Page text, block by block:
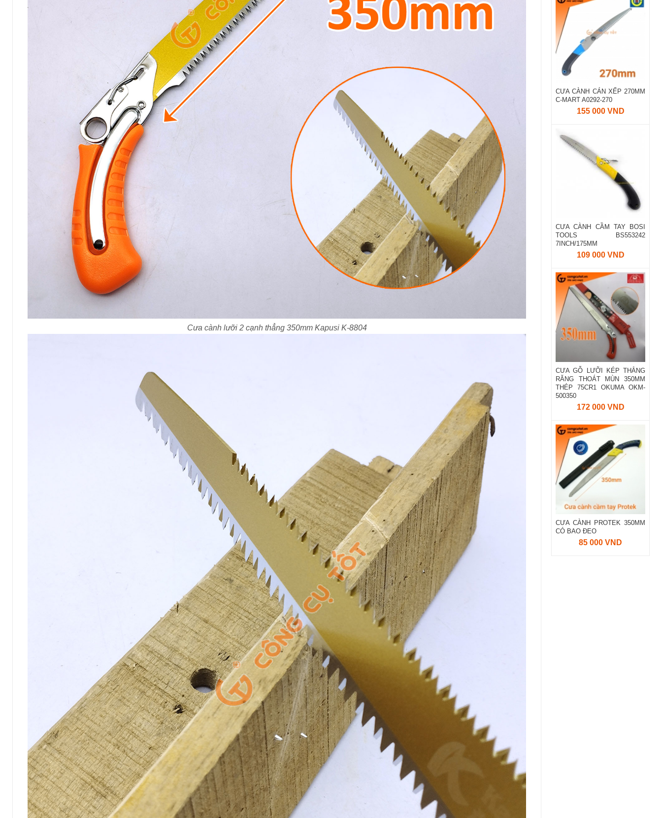
Cưa cành lưỡi 2 cạnh thẳng 350mm Kapusi K-8804
CƯA CÀNH CÁN XẾP 270MM
C-MART A0292-270
155 000 VND
CƯA CÀNH CẦM TAY BOSI
TOOLS BS553242
7INCH/175MM
109 000 VND
CƯA GỖ LƯỠI KÉP THẲNG
RĂNG THOÁT MÙN 350MM
THÉP 75CR1 OKUMA OKM-
500350
172 000 VND
CƯA CÀNH PROTEK 350MM
CÓ BAO ĐEO
85 000 VND